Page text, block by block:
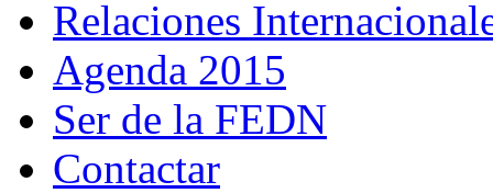
Relaciones
Agenda 2015
Ser de la FEDN
Contactar